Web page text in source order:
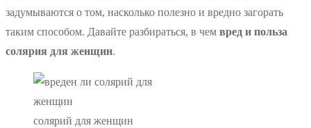
задумываются о том, насколько полезно и вредно загорать
таким способом. Давайте разбираться, в чем вред и польза
солярия для женщин.
солярий для женщин